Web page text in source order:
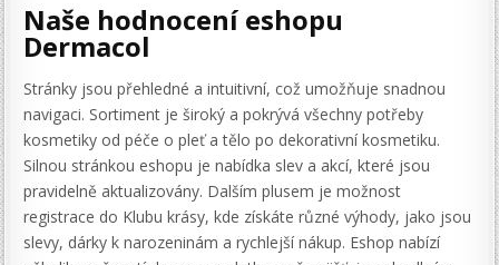
Naše hodnocení eshopu
Dermacol
Stránky jsou přehledné a intuitivní, což umožňuje snadnou
navigaci. Sortiment je široký a pokrývá všechny potřeby
kosmetiky od péče o pleť a tělo po dekorativní kosmetiku.
Silnou stránkou eshopu je nabídka slev a akcí, které jsou
pravidelně aktualizovány. Dalším plusem je možnost
registrace do Klubu krásy, kde získáte různé výhody, jako jsou
slevy, dárky k narozeninám a rychlejší nákup. Eshop nabízí